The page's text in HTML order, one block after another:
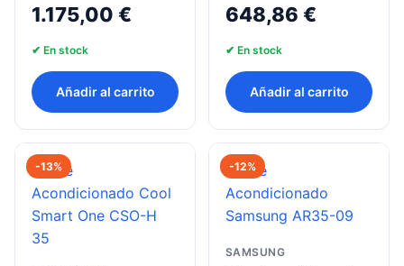
1.175,00 €
✔ En stock
Añadir al carrito
648,86 €
✔ En stock
Añadir al carrito
-13% -12%
SAMSUNG